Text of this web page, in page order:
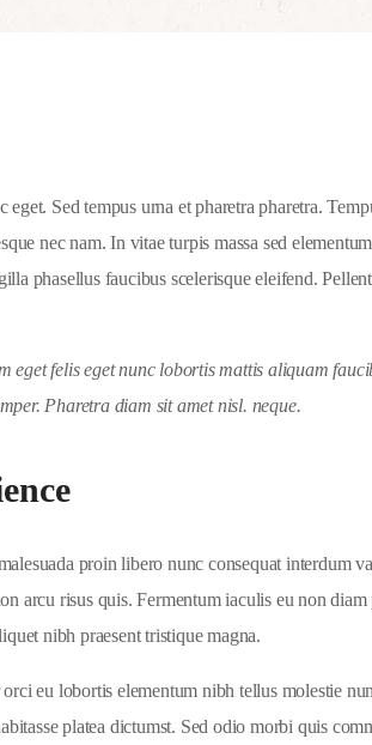
Sed tempus urna et pharetra pharetra.
nec nam. In vitae turpis massa sed
phasellus faucibus scelerisque eleifend.
felis eget nunc lobortis mattis aliquam
Pharetra diam sit amet nisl. neque.
proin libero nunc consequat interdum
arcu risus quis. Fermentum iaculis eu non
nibh praesent tristique magna.
eu lobortis elementum nibh tellus molestie
platea dictumst. Sed odio morbi quis